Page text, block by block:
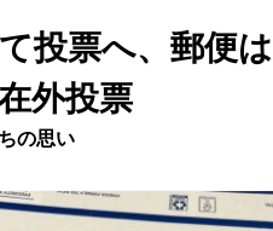
投票へ、郵便
外投票
の思い